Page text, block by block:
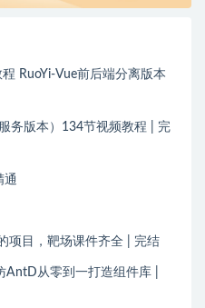
RuoYi-Vue前后端分离版本
务版本）134节视频教程 | 完
通
项目，靶场课件齐全 | 完结
AntD从零到一打造组件库 |